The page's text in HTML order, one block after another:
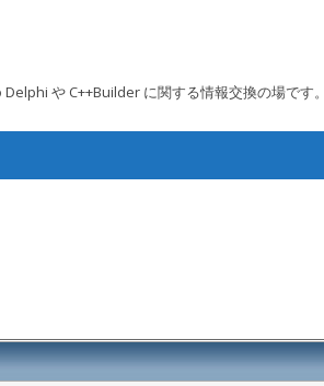
や C++Builder に関する情報交換の場です
コンテンツ